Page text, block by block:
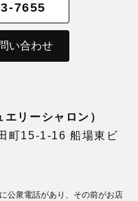
7655
い合わせ
リーシャロン）
町15-1-16 船場東ビ
公衆電話があり、その前がお店